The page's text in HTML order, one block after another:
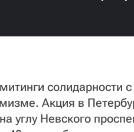
солидарности с
Акция в
углу Невского